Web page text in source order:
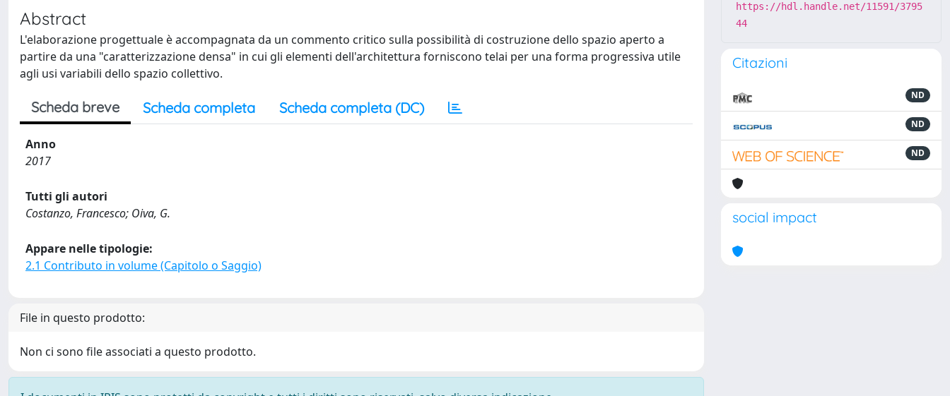
Abstract
L'elaborazione progettuale è accompagnata da un commento critico sulla possibilità di costruzione dello spazio aperto a
partire da una "caratterizzazione densa" in cui gli elementi dell'architettura forniscono telai per una forma progressiva utile
agli usi variabili dello spazio collettivo.
Scheda breve Scheda completa Scheda completa (DC)
Anno
2017
Tutti gli autori
Costanzo, Francesco; Oiva, G.
Appare nelle tipologie:
2.1 Contributo in volume (Capitolo o Saggio)
File in questo prodotto:
Non ci sono file associati a questo prodotto.
https://hdl.handle.net/11591/3795
44
Citazioni
ND
ND
ND
social impact